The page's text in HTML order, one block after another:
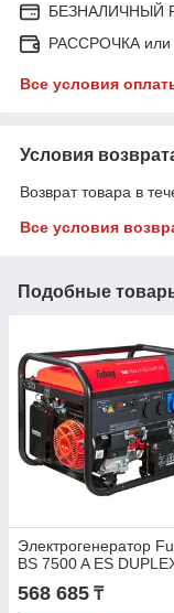
БЕЗНАЛИЧНЫЙ
РАССРОЧКА
Все условия
Условия
Возврат товара в
Все условия
Подобные
Электрогенератор
BS 7500 A ES
568 685 ₸